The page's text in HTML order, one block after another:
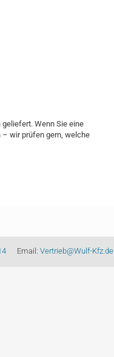
Wenn Sie eine
– wir prüfen gern, welche
Email: Vertrieb@Wulf-Kfz.de